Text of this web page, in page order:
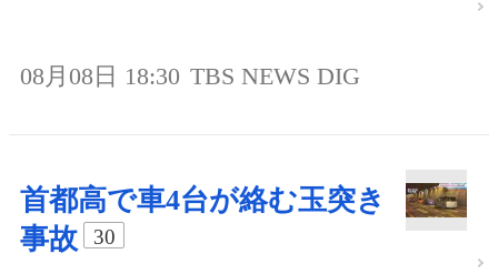
08月08日 18:30 TBS NEWS DIG
首都高で車4台が絡む玉突き
事故
30